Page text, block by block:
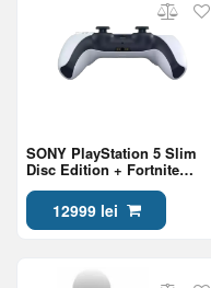
SONY PlayStation 5 Slim
Disc Edition + Fortnite
Flowering Chaos Bundel
1TB - White
12999 lei